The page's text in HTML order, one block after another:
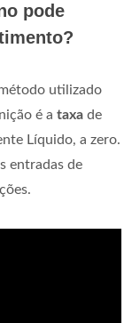
pode
utilizado
é a taxa de
Líquido, a zero.
entradas de